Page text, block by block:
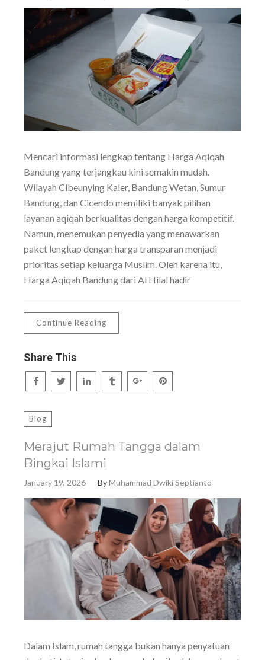
Mencari informasi lengkap tentang Harga Aqiqah
Bandung yang terjangkau kini semakin mudah.
Wilayah Cibeunying Kaler, Bandung Wetan, Sumur
Bandung, dan Cicendo memiliki banyak pilihan
layanan aqiqah berkualitas dengan harga kompetitif.
Namun, menemukan penyedia yang menawarkan
paket lengkap dengan harga transparan menjadi
prioritas setiap keluarga Muslim. Oleh karena itu,
Harga Aqiqah Bandung dari Al Hilal hadir
Continue Reading
Share This
Blog
Merajut Rumah Tangga dalam
Bingkai Islami
January 19, 2026 ByMuhammad Dwiki Septianto
Dalam Islam, rumah tangga bukan hanya penyatuan